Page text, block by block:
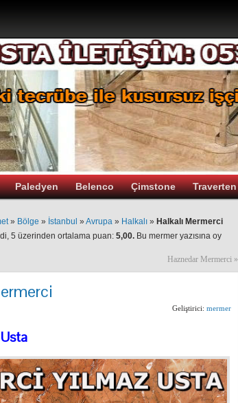
Paledyen Belenco Çimstone Traverten
» Bölge » İstanbul » Avrupa » Halkalı » Halkalı Mermerci
5 üzerinden ortalama puan: 5,00. Bu mermer yazısına oy
Haznedar Mermerci »
Geliştirici: mermer